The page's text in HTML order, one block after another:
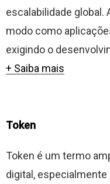
escalabilidade global.
modo como
exigindo o
+ Saiba mais
Token
Token é um termo
digital,